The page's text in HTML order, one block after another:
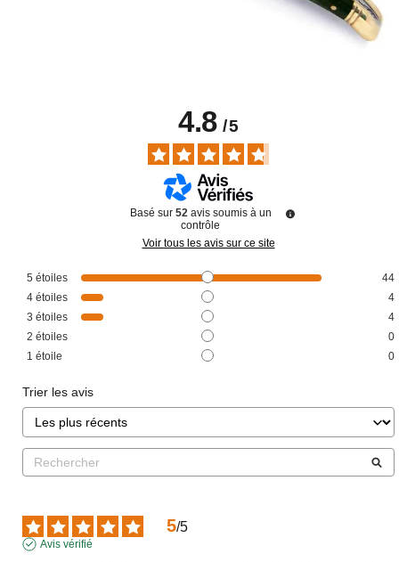
4.8/5
Basé sur 52 avis soumis à un
contrôle
Voir tous les avis sur ce site
5 étoiles
44
4 étoiles
4
3 étoiles
4
2 étoiles
0
1 étoile 0
Trier les avis
5/5
Avis vérifié